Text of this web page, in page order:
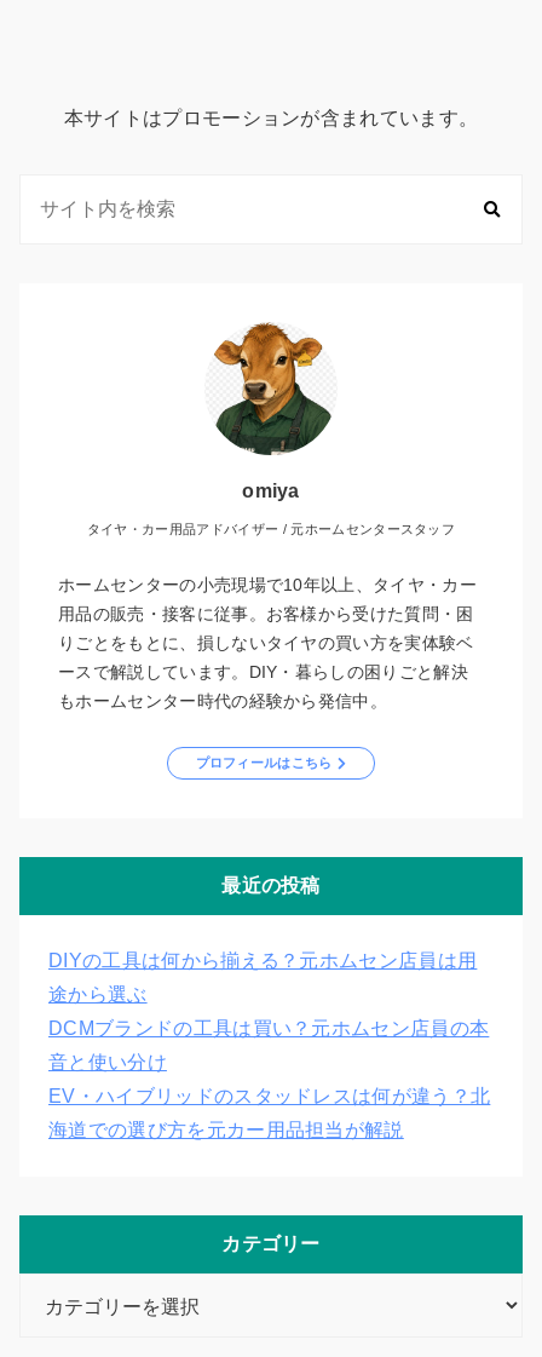
本サイトはプロモーションが含まれています。
omiya
タイヤ・カー用品アドバイザー / 元ホームセンタースタッフ
ホームセンターの小売現場で10年以上、タイヤ・カー
用品の販売・接客に従事。お客様から受けた質問・困
りごとをもとに、損しないタイヤの買い方を実体験ベ
ースで解説しています。DIY・暮らしの困りごと解決
もホームセンター時代の経験から発信中。
プロフィールはこちら
最近の投稿
DIYの工具は何から揃える？元ホムセン店員は用
途から選ぶ
DCMブランドの工具は買い？元ホムセン店員の本
音と使い分け
EV・ハイブリッドのスタッドレスは何が違う？北
海道での選び方を元カー用品担当が解説
カテゴリー